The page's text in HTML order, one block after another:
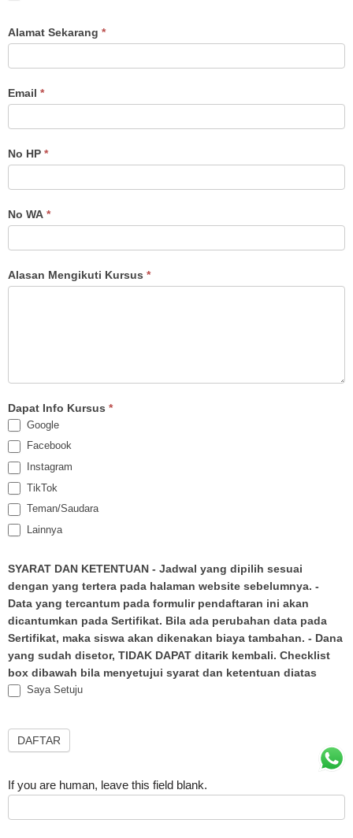
Alamat Sekarang *
Email *
No HP *
No WA *
Alasan Mengikuti Kursus *
Dapat Info Kursus *
Google
Facebook
Instagram
TikTok
Teman/Saudara
Lainnya
SYARAT DAN KETENTUAN - Jadwal yang dipilih sesuai
dengan yang tertera pada halaman website sebelumnya. -
Data yang tercantum pada formulir pendaftaran ini akan
dicantumkan pada Sertifikat. Bila ada perubahan data pada
Sertifikat, maka siswa akan dikenakan biaya tambahan. - Dana
yang sudah disetor, TIDAK DAPAT ditarik kembali. Checklist
box dibawah bila menyetujui syarat dan ketentuan diatas
Saya Setuju
DAFTAR
If you are human, leave this field blank.